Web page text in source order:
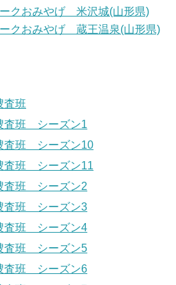
ークおみやげ 米沢城(山形県)
ークおみやげ 蔵王温泉(山形県)
査班
査班 シーズン1
査班 シーズン10
査班 シーズン11
査班 シーズン2
査班 シーズン3
査班 シーズン4
査班 シーズン5
査班 シーズン6